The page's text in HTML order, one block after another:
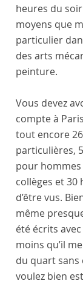
heures du
moyens que
particulier
des arts
peinture.
Vous devez
compte à Paris
tout encore
particulières,
pour
collèges et
d’être vus.
même
été écrits
moins qu’il
du quart sans
voulez bien